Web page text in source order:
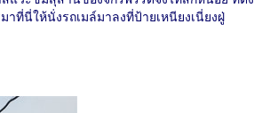
าที่นี่ให้นั่งรถเมล์มาลงที่ป้ายเหนียงเนี่ยงฝู่